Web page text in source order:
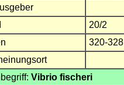
20/2
320-328
Vibrio fischeri